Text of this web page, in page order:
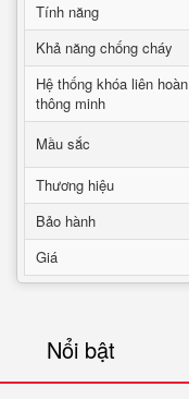
Tính năng
Khả năng chống cháy
Hệ thống khóa liên hoàn
thông minh
Mầu sắc
Thương hiệu
Bảo hành
Giá
Nổi bật